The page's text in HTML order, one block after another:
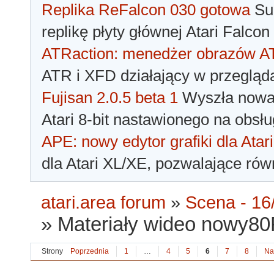
Replika ReFalcon 030 gotowa
replikę płyty głównej Atari
ATRaction: menedżer obrazów
ATR i XFD działający w
Fujisan 2.0.5 beta 1 Wyszła
Atari 8-bit nastawionego na
APE: nowy edytor grafiki dla Atari
dla Atari XL/XE, pozwalające
atari.area forum » Scena -
» Materiały wideo
Strony Poprzednia 1 … 4 5 6 7 8